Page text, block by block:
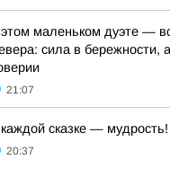
маленьком дуэте —
сила в бережности,
21:07
сказке — мудрость!
20:37